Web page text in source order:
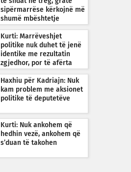
sipërmarrëse kërkojnë më
shumë mbështetje
Kurti: Marrëveshjet
politike nuk duhet të jenë
identike me rezultatin
zgjedhor, por të afërta
Haxhiu për Kadriajn: Nuk
kam problem me aksionet
politike të deputetëve
Kurti: Nuk ankohem që
hedhin vezë, ankohem që
s’duan të takohen